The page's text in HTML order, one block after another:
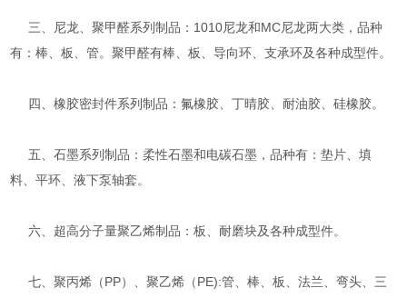
三、尼龙、聚甲醛系列制品：1010尼龙和MC尼龙两大类，品种
有：棒、板、管。聚甲醛有棒、板、导向环、支承环及各种成型件。
四、橡胶密封件系列制品：氟橡胶、丁晴胶、耐油胶、硅橡胶。
五、石墨系列制品：柔性石墨和电碳石墨，品种有：垫片、填
料、平环、液下泵轴套。
六、超高分子量聚乙烯制品：板、耐磨块及各种成型件。
七、聚丙烯（PP）、聚乙烯（PE):管、棒、板、法兰、弯头、三